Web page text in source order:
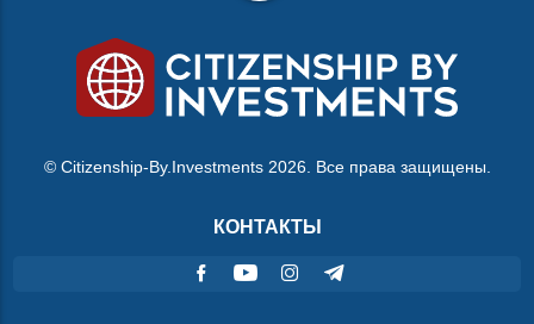
© Citizenship-By.Investments 2026. Все права защищены.
КОНТАКТЫ